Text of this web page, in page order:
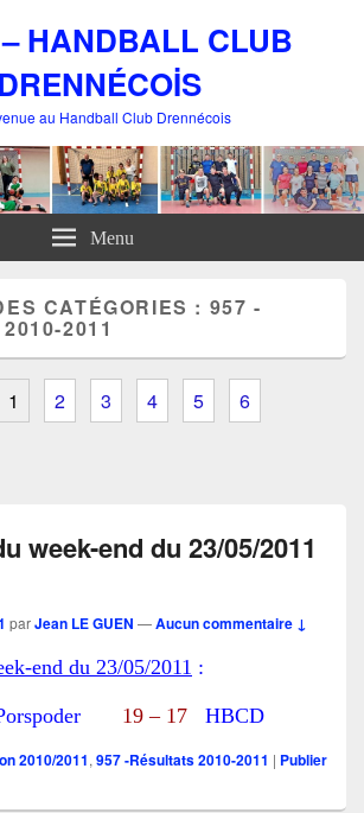
HANDBALL CLUB
DRENNÉCOİS
au Handball Club Drennécois
Menu
CATÉGORIES : 957 -
2011
1 2 3 4 5
6
week-end du 23/05/2011
parJean LE GUEN —Aucun commentaire ↓
end du 23/05/2011 :
19 – 17 HBCD
2010/2011, 957 -Résultats 2010-2011 | Publier